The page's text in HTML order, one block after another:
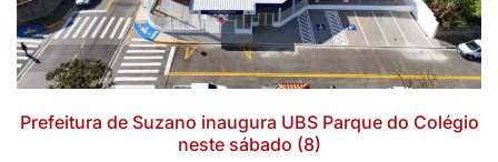
Prefeitura de Suzano inaugura UBS Parque do Colégio
neste sábado (8)